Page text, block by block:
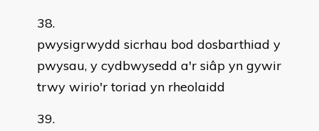
pwysigrwydd sicrhau bod dosbarthiad y
pwysau, y cydbwysedd a'r siâp yn gywir
trwy wirio'r toriad yn rheolaidd